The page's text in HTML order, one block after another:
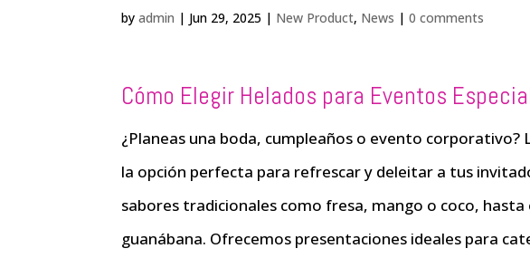
byadmin | Jun 29, 2025 | New Product, News |0 comments
Cómo Elegir Helados para Eventos
¿Planeas una boda, cumpleaños o evento corporativo?
la opción perfecta para refrescar y deleitar a tus
sabores tradicionales como fresa, mango o coco,
guanábana. Ofrecemos presentaciones ideales para